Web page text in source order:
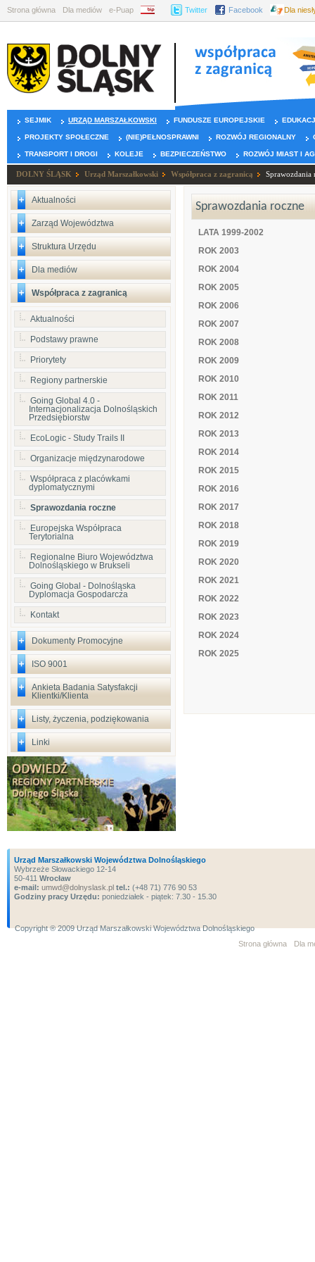
Strona główna Dla mediów e-Puap BIP Twitter Facebook Dla
SEJMIK URZĄD MARSZAŁKOWSKI FUNDUSZE EUROPEJSKIE
PROJEKTY SPOŁECZNE (NIE)PEŁNOSPRAWNI ROZWÓJ REGIONALNY
TRANSPORT I DROGI KOLEJE BEZPIECZEŃSTWO ROZWÓJ MIAST I
DOLNY ŚLĄSK Urząd Marszałkowski Współpraca z zagranicą Sprawozdania
Aktualności
Zarząd Województwa
Struktura Urzędu
Dla mediów
Współpraca z zagranicą
Aktualności
Podstawy prawne
Priorytety
Regiony partnerskie
Going Global 4.0 -
Internacjonalizacja Dolnośląskich
Przedsiębiorstw
EcoLogic - Study Trails II
Organizacje międzynarodowe
Współpraca z placówkami
dyplomatycznymi
Sprawozdania roczne
Europejska Współpraca
Terytorialna
Regionalne Biuro Województwa
Dolnośląskiego w Brukseli
Going Global - Dolnośląska
Dyplomacja Gospodarcza
Kontakt
Dokumenty Promocyjne
ISO 9001
Ankieta Badania Satysfakcji
Klientki/Klienta
Listy, życzenia, podziękowania
Linki
Sprawozdania roczne
LATA 1999-2002
ROK 2003
ROK 2004
ROK 2005
ROK 2006
ROK 2007
ROK 2008
ROK 2009
ROK 2010
ROK 2011
ROK 2012
ROK 2013
ROK 2014
ROK 2015
ROK 2016
ROK 2017
ROK 2018
ROK 2019
ROK 2020
ROK 2021
ROK 2022
ROK 2023
ROK 2024
ROK 2025
Urząd Marszałkowski Województwa Dolnośląskiego
Wybrzeże Słowackiego 12-14
50-411 Wrocław
e-mail: umwd@dolnyslask.pl tel.: (+48 71) 776 90 53
Godziny pracy Urzędu: poniedziałek - piątek: 7.30 - 15.30
Copyright ® 2009 Urząd Marszałkowski Województwa Dolnośląskiego
Strona główna
Dla